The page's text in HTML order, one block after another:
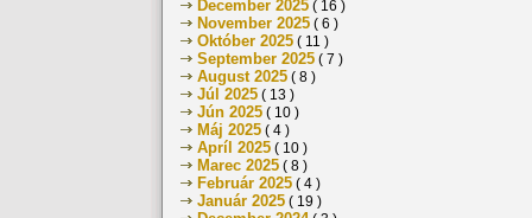
December 2025 ( 16 )
November 2025 ( 6 )
Október 2025 ( 11 )
September 2025 ( 7 )
August 2025 ( 8 )
Júl 2025 ( 13 )
Jún 2025 ( 10 )
Máj 2025 ( 4 )
Apríl 2025 ( 10 )
Marec 2025 ( 8 )
Február 2025 ( 4 )
Január 2025 ( 19 )